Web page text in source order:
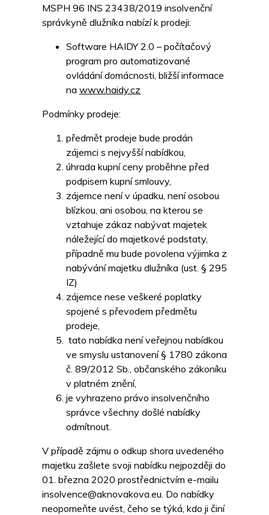
MSPH 96 INS 23438/2019 insolvenční
správkyně dlužníka nabízí k prodeji:
Software HAIDY 2.0 – počítačový
program pro automatizované
ovládání domácnosti, bližší informace
na www.haidy.cz
Podmínky prodeje:
předmět prodeje bude prodán
zájemci s nejvyšší nabídkou,
úhrada kupní ceny proběhne před
podpisem kupní smlouvy,
zájemce není v úpadku, není osobou
blízkou, ani osobou, na kterou se
vztahuje zákaz nabývat majetek
náležející do majetkové podstaty,
případně mu bude povolena výjimka z
nabývání majetku dlužníka (ust. § 295
IZ)
zájemce nese veškeré poplatky
spojené s převodem předmětu
prodeje,
tato nabídka není veřejnou nabídkou
ve smyslu ustanovení § 1780 zákona
č. 89/2012 Sb., občanského zákoníku
v platném znění,
je vyhrazeno právo insolvenčního
správce všechny došlé nabídky
odmítnout.
V případě zájmu o odkup shora uvedeného
majetku zašlete svoji nabídku nejpozději do
01. března 2020 prostřednictvím e-mailu
insolvence@aknovakova.eu. Do nabídky
neopomeňte uvést, čeho se týká, kdo ji činí